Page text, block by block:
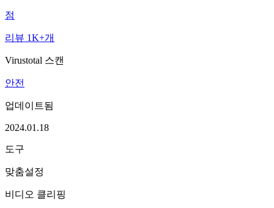
점
리뷰 1K+개
Virustotal 스캔
안전
업데이트됨
2024.01.18
도구
맞춤설정
비디오 클리핑